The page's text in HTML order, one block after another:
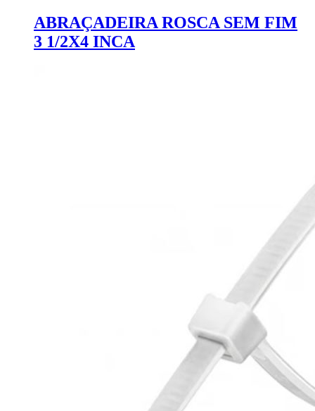
ABRAÇADEIRA ROSCA SEM FIM
3 1/2X4 INCA